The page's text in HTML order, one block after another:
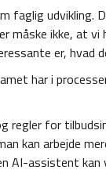
faglig udvikling.
måske ikke, at vi
er, hvad
har i
regler for
kan arbejde
AI-assistent